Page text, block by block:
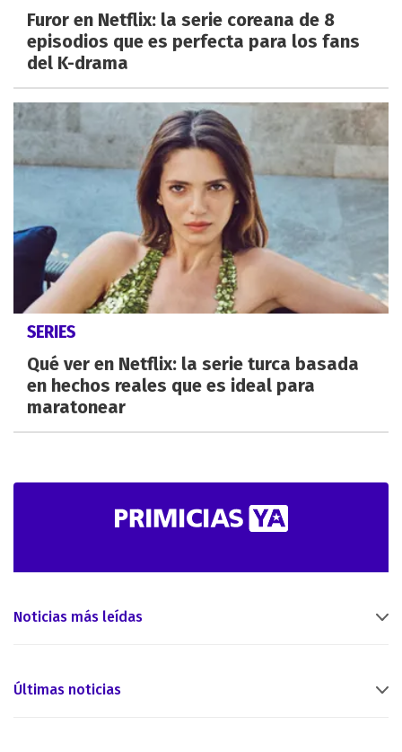
Furor en Netflix: la serie coreana de 8
episodios que es perfecta para los fans
del K-drama
SERIES
Qué ver en Netflix: la serie turca basada
en hechos reales que es ideal para
maratonear
Noticias más leídas
Últimas noticias